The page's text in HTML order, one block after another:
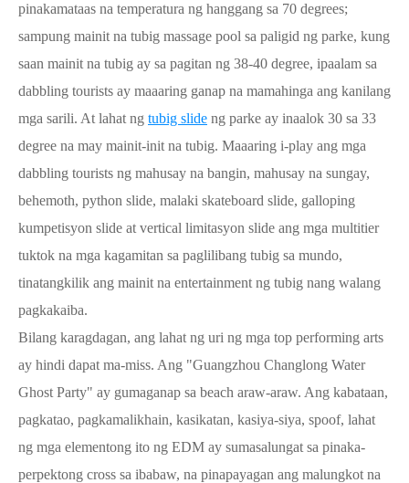
pinakamataas na temperatura ng hanggang sa 70 degrees;
sampung mainit na tubig massage pool sa paligid ng parke, kung
saan mainit na tubig ay sa pagitan ng 38-40 degree, ipaalam sa
dabbling tourists ay maaaring ganap na mamahinga ang kanilang
mga sarili. At lahat ng tubig slide ng parke ay inaalok 30 sa 33
degree na may mainit-init na tubig. Maaaring i-play ang mga
dabbling tourists ng mahusay na bangin, mahusay na sungay,
behemoth, python slide, malaki skateboard slide, galloping
kumpetisyon slide at vertical limitasyon slide ang mga multitier
tuktok na mga kagamitan sa paglilibang tubig sa mundo,
tinatangkilik ang mainit na entertainment ng tubig nang walang
pagkakaiba.
Bilang karagdagan, ang lahat ng uri ng mga top performing arts
ay hindi dapat ma-miss. Ang "Guangzhou Changlong Water
Ghost Party" ay gumaganap sa beach araw-araw. Ang kabataan,
pagkatao, pagkamalikhain, kasikatan, kasiya-siya, spoof, lahat
ng mga elementong ito ng EDM ay sumasalungat sa pinaka-
perpektong cross sa ibabaw, na pinapayagan ang malungkot na